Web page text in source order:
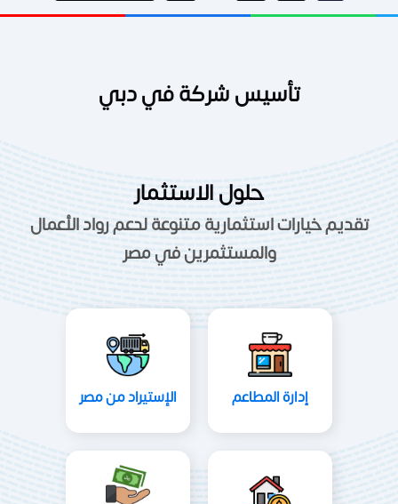
تأسيس شركة في دبي
حلول الاستثمار
تقديم خيارات استثمارية متنوعة لدعم رواد الأعمال
والمستثمرين في مصر
إدارة المطاعم الإستيراد من مصر